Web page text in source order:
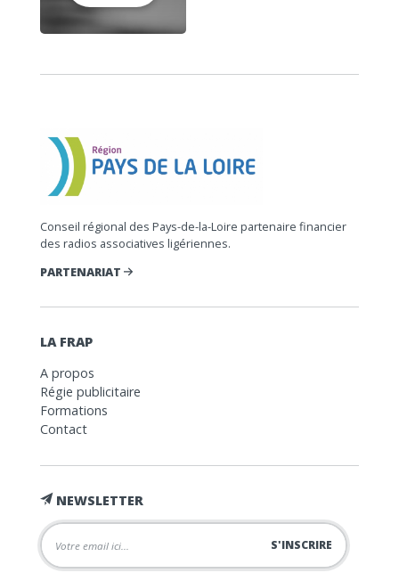
Conseil régional des Pays-de-la-Loire partenaire financier
des radios associatives ligériennes.
PARTENARIAT
LA FRAP
A propos
Régie publicitaire
Formations
Contact
NEWSLETTER